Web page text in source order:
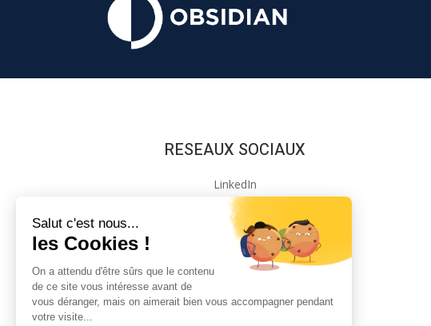
RESEAUX SOCIAUX
LinkedIn
Instagram
L’agence Obsidian est partenaire de
Salut c'est nous...
les Cookies !
On a attendu d'être sûrs que le contenu
de ce site vous intéresse avant de
vous déranger, mais on aimerait bien vous accompagner pendant
votre visite...